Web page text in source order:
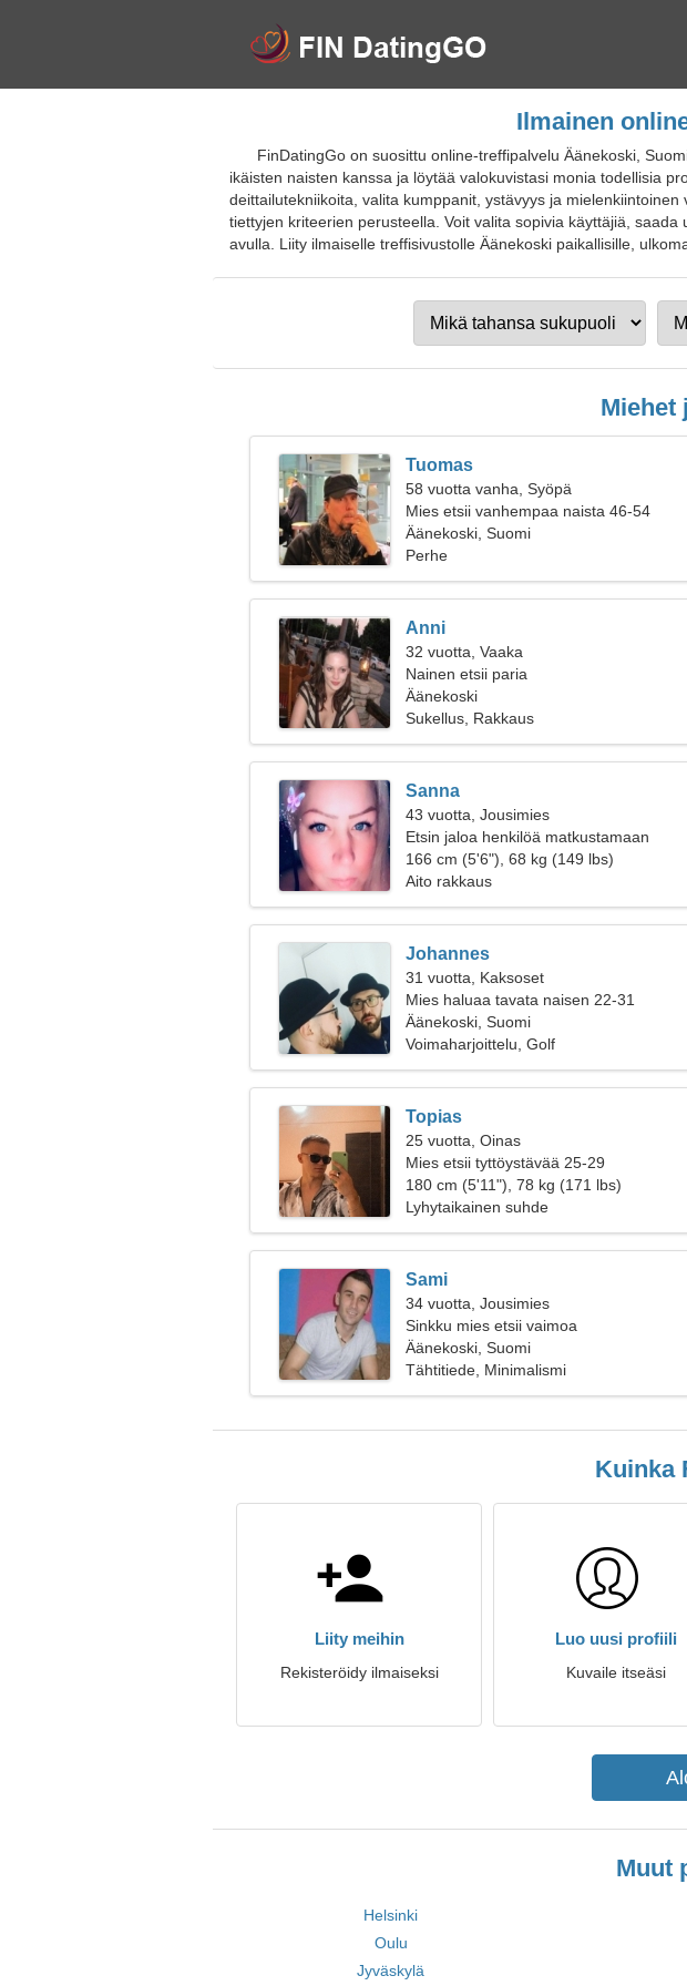
Ilmainen
FinDatingGo on suosittu online-treffipalvelu Äänekoski,
ikäisten naisten kanssa ja löytää valokuvistasi monia todellisia
deittailutekniikoita, valita kumppanit, ystävyys ja
tiettyjen kriteerien perusteella. Voit valita sopivia käyttäjiä,
avulla. Liity ilmaiselle treffisivustolle Äänekoski paikallisille,
Miehet
Tuomas
58 vuotta vanha, Syöpä
Mies etsii vanhempaa naista 46-54
Äänekoski, Suomi
Perhe
Anni
32 vuotta, Vaaka
Nainen etsii paria
Äänekoski
Sukellus, Rakkaus
Sanna
43 vuotta, Jousimies
Etsin jaloa henkilöä matkustamaan
166 cm (5'6"), 68 kg (149 lbs)
Aito rakkaus
Johannes
31 vuotta, Kaksoset
Mies haluaa tavata naisen 22-31
Äänekoski, Suomi
Voimaharjoittelu, Golf
Topias
25 vuotta, Oinas
Mies etsii tyttöystävää 25-29
180 cm (5'11"), 78 kg (171 lbs)
Lyhytaikainen suhde
Sami
34 vuotta, Jousimies
Sinkku mies etsii vaimoa
Äänekoski, Suomi
Tähtitiede, Minimalismi
Kuinka
Liity meihin
Rekisteröidy ilmaiseksi
Luo uusi profiili
Kuvaile itseäsi
Muut
Helsinki
Oulu
Jyväskylä